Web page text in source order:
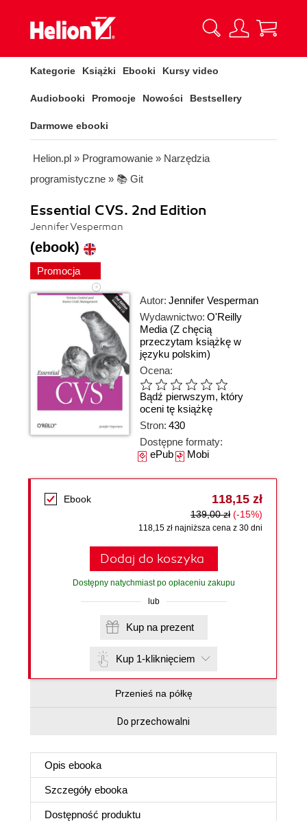
Kategorie Książki Ebooki Kursy video
Audiobooki Promocje Nowości Bestsellery
Darmowe ebooki
Helion.pl » Programowanie » Narzędzia
programistyczne » 📚 Git
Essential CVS. 2nd Edition
Jennifer Vesperman
(ebook)
Promocja
Autor: Jennifer Vesperman
Wydawnictwo: O'Reilly
Media (Z chęcią
przeczytam książkę w
języku polskim)
Ocena:
Bądź pierwszym, który
oceni tę książkę
Stron: 430
Dostępne formaty:
ePubMobi
Ebook 118,15 zł
139,00 zł (-15%)
118,15 zł najniższa cena z 30 dni
Dodaj do koszyka
Dostępny natychmiast po opłaceniu zakupu
lub
Kup na prezent
Kup 1-kliknięciem
Przenieś na półkę
Do przechowalni
Opis ebooka
Szczegóły ebooka
Dostępność produktu